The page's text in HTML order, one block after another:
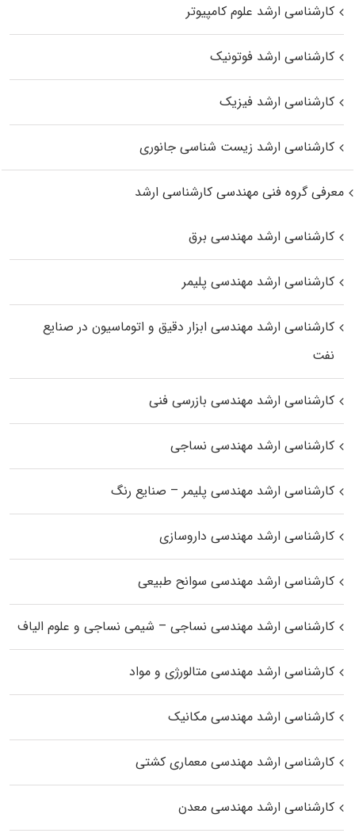
کارشناسی ارشد علوم کامپیوتر
کارشناسی ارشد فوتونیک
کارشناسی ارشد فیزیک
کارشناسی ارشد زیست‌ شناسی جانوری
معرفی گروه فنی مهندسی کارشناسی ارشد
کارشناسی ارشد مهندسی برق
کارشناسی ارشد مهندسی پلیمر
کارشناسی ارشد مهندسی ابزار دقیق و اتوماسیون در صنایع
نفت
کارشناسی ارشد مهندسی بازرسی فنی
کارشناسی ارشد مهندسی نساجی
کارشناسی ارشد مهندسی پلیمر – صنایع رنگ
کارشناسی ارشد مهندسی داروسازی
کارشناسی ارشد مهندسی سوانح طبیعی
کارشناسی ارشد مهندسی نساجی – شیمی نساجی و علوم الیاف
کارشناسی ارشد مهندسی متالورژی و مواد
کارشناسی ارشد مهندسی مکانیک
کارشناسی ارشد مهندسی معماری کشتی
کارشناسی ارشد مهندسی معدن